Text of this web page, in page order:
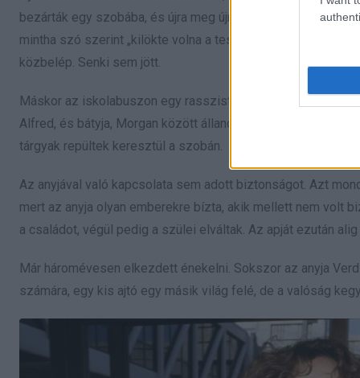
bezárták egy szobába, és újra meg újra a „nigger” szót
mintha szó szerint „kilökte volna a testéből”. Rémült volt
közbelép. Senki sem jött.
Máskor az iskolabuszon egy rasszista diák az arcába
Alfred, és bátyja, Morgan között állandóak voltak a heves
tárgyak repültek keresztül a szobán.
Az anyjával való kapcsolata sem adott biztonságot. Azt
mert az anyja olyan emberekre bízta, akik mellett nem
a családot, végül pedig a szülei elváltak. Az apját ezután
Már háromévesen elkezdett énekelni. Sokszor az anyja
számára, egy kis ajtó egy másik világ felé, de a valóság